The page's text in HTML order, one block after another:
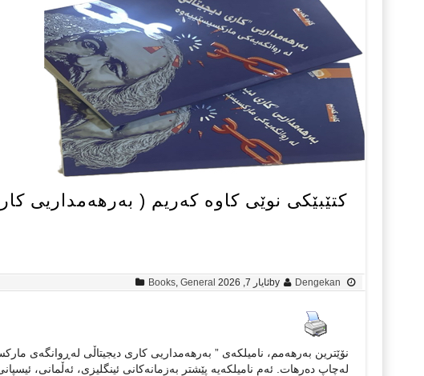
کتێبێکی نوێی کاوە کەریم ( بەرهەمداریی
by Dengekan ئایار 7, 2026 Books, General
نۆێترین بەرهەمم، نامیلکەی ” بەرهەمداریی کاری دیجیتاڵی لەڕوانگەی
لەچاپ دەرهات. ئەم نامیلکەیە پێشتر بەزمانەکانی ئینگلیزی، ئەڵمانی،